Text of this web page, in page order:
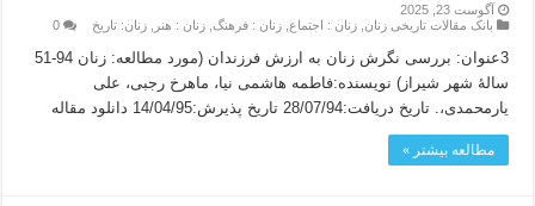
آگوست 23, 2025
بانک مقالات تاریخی زنان ,زنان : اجتماع ,زنان : فرهنگ ,زنان : هنر ,زنان: تاریخ 0
3عنوان: بررسی نگرش زنان به ارزش فرزندان (مورد مطالعه: زنان 94-51
سالۀ شهر شیراز) نویسنده:فاطمه هاشمی نیا، ماهرخ رجبی، علی
یارمحمدی،. تاریخ دریافت:28/07/94 تاریخ پذیرش:14/04/95 دانلود مقاله
مطالعه بیشتر »